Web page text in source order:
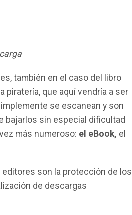
también en el caso del libro
piraterí­a, que aquí­ vendrí­a a ser
se escanean y son
bajarlos sin especial dificultad
más numeroso: el eBook, el
son la protección de los
de descargas